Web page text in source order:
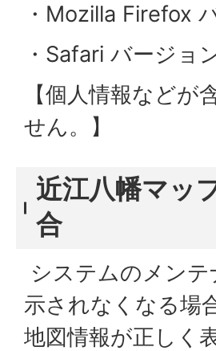
・Mozilla Firefox
・Safari バージョ
【個人情報など
せん。】
近江八幡マッ
合
システムのメン
示されなくなる場
地図情報が正しく